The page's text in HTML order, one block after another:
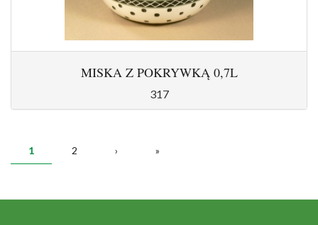
MISKA Z POKRYWKĄ 0,7L
317
STRONY
1 2 › »